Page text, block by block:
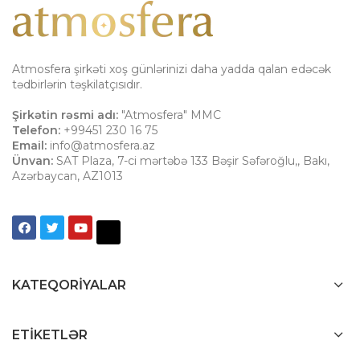
Atmosfera şirkəti xoş günlərinizi daha yadda qalan edəcək
tədbirlərin təşkilatçısıdır.
Şirkətin rəsmi adı: "Atmosfera" MMC
Telefon: +99451 230 16 75
Email: info@atmosfera.az
Ünvan: SAT Plaza, 7-ci mərtəbə 133 Bəşir Səfəroğlu,, Bakı,
Azərbaycan, AZ1013
KATEQORIYALAR
ETIKETLƏR